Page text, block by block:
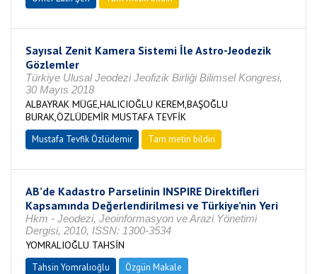
Sayısal Zenit Kamera Sistemi İle Astro-Jeodezik
Gözlemler
Türkiye Ulusal Jeodezi Jeofizik Birliği Bilimsel Kongresi,
30 Mayıs 2018
ALBAYRAK MÜGE,HALICIOĞLU KEREM,BAŞOĞLU
BURAK,ÖZLÜDEMİR MUSTAFA TEVFİK
Mustafa Tevfik Özlüdemir Tam metin bildiri
AB’de Kadastro Parselinin INSPIRE Direktifleri
Kapsamında Değerlendirilmesi ve Türkiye’nin Yeri
Hkm - Jeodezi, Jeoinformasyon ve Arazi Yönetimi
Dergisi, 2010, ISSN: 1300-3534
YOMRALIOĞLU TAHSİN
Tahsin Yomralıoğlu Özgün Makale